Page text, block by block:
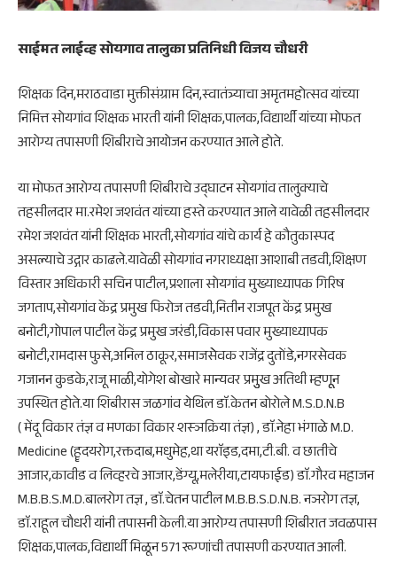
साईमत लाईव्ह सोयगाव तालुका प्रतिनिधी विजय चौधरी
शिक्षक दिन,मराठवाडा मुक्तीसंग्राम दिन,स्वातंत्र्याचा अमृतमहोत्सव यांच्या
निमित्त सोयगांव शिक्षक भारती यांनी शिक्षक,पालक,विद्यार्थी यांच्या मोफत
आरोग्य तपासणी शिबीराचे आयोजन करण्यात आले होते.
या मोफत आरोग्य तपासणी शिबीराचे उद्घाटन सोयगांव तालुक्याचे
तहसीलदार मा.रमेश जशवंत यांच्या हस्ते करण्यात आले यावेळी तहसीलदार
रमेश जशवंत यांनी शिक्षक भारती,सोयगांव यांचे कार्य हे कौतुकास्पद
असल्याचे उद्गार काढले.यावेळी सोयगांव नगराध्यक्षा आशाबी तडवी,शिक्षण
विस्तार अधिकारी सचिन पाटील,प्रशाला सोयगांव मुख्याध्यापक गिरिष
जगताप,सोयगांव केंद्र प्रमुख फिरोज तडवी,नितीन राजपूत केंद्र प्रमुख
बनोटी,गोपाल पाटील केंद्र प्रमुख जरंडी,विकास पवार मुख्याध्यापक
बनोटी,रामदास फुसे,अनिल ठाकूर,समाजसेेवक राजेंद्र दुतोंडे,नगरसेवक
गजानन कुडके,राजू माळी,योगेश बोखारे मान्यवर प्रमुुख अतिथी म्हणूून
उपस्थित होते.या शिबीरास जळगांव येथिल डाॅ.केतन बोरोले M.S.D.N.B
( मेंदू विकार तंज्ञ व मणका विकार शस्ञक्रिया तंज्ञ) , डाॅ.नेहा भंगाळे M.D.
Medicine (हॄदयरोग,रक्तदाब,मधुमेह,था यराॅइड,दमा,टी.बी. व छातीचे
आजार,कावीड व लिव्हरचे आजार,डेंग्यू,मलेरीया,टायफाईड) डाॅ.गौरव महाजन
M.B.B.S.M.D.बालरोग तज्ञ , डाॅ.चेतन पाटील M.B.B.S.D.N.B. नञरोग तज्ञ,
डाॅ.राहूल चौधरी यांनी तपासनी केली.या आरोग्य तपासणी शिबीरात जवळपास
शिक्षक,पालक,विद्यार्थी मिळून 571 रूग्णांची तपासणी करण्यात आली.